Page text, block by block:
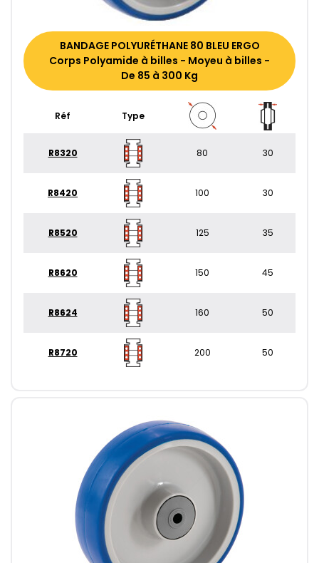
BANDAGE POLYURÉTHANE 80 BLEU ERGO
Corps Polyamide à billes - Moyeu à billes -
De 85 à 300 Kg
Réf Type
R8320 80 30
R8420 100 30
R8520 125 35
R8620 150 45
R8624 160 50
R8720 200 50